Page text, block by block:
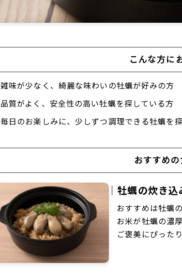
こんな方に
雑味が少なく、綺麗な味わいの牡蠣が好みの方
品質がよく、安全性の高い牡蠣を探している方
毎日のお楽しみに、少しずつ調理できる牡蠣を
おすすめ
｜牡蠣の炊き
おすすめは牡蠣
お米が牡蠣の濃
ご褒美にぴった